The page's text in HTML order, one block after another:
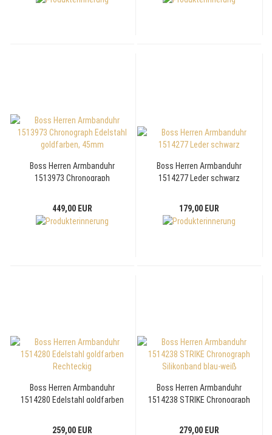
Boss Herren Armbanduhr
1513973 Chronograph
449,00 EUR
Boss Herren Armbanduhr
1514277 Leder schwarz
179,00 EUR
Boss Herren Armbanduhr
1514280 Edelstahl goldfarben
259,00 EUR
Boss Herren Armbanduhr
1514238 STRIKE Chronograph
279,00 EUR